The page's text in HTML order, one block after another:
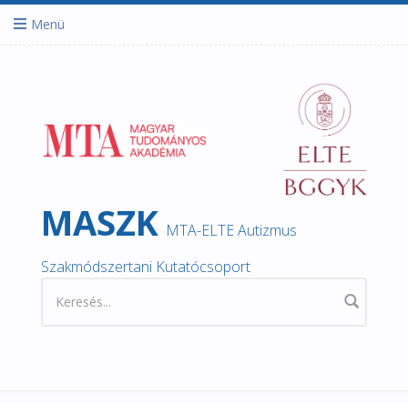
Ugrás a tartalomra
Menü
MASZK MTA-ELTE Autizmus
Szakmódszertani Kutatócsoport
Keresés űrlap